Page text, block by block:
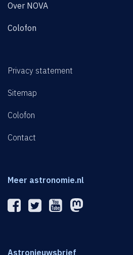
Over NOVA
Colofon
Privacy statement
Sitemap
Colofon
Contact
Meer astronomie.nl
Astronieuwsbrief